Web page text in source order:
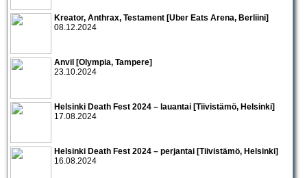
Kreator, Anthrax, Testament [Uber Eats Arena, Berliini]
08.12.2024
Anvil [Olympia, Tampere]
23.10.2024
Helsinki Death Fest 2024 – lauantai [Tiivistämö, Helsinki]
17.08.2024
Helsinki Death Fest 2024 – perjantai [Tiivistämö, Helsinki]
16.08.2024